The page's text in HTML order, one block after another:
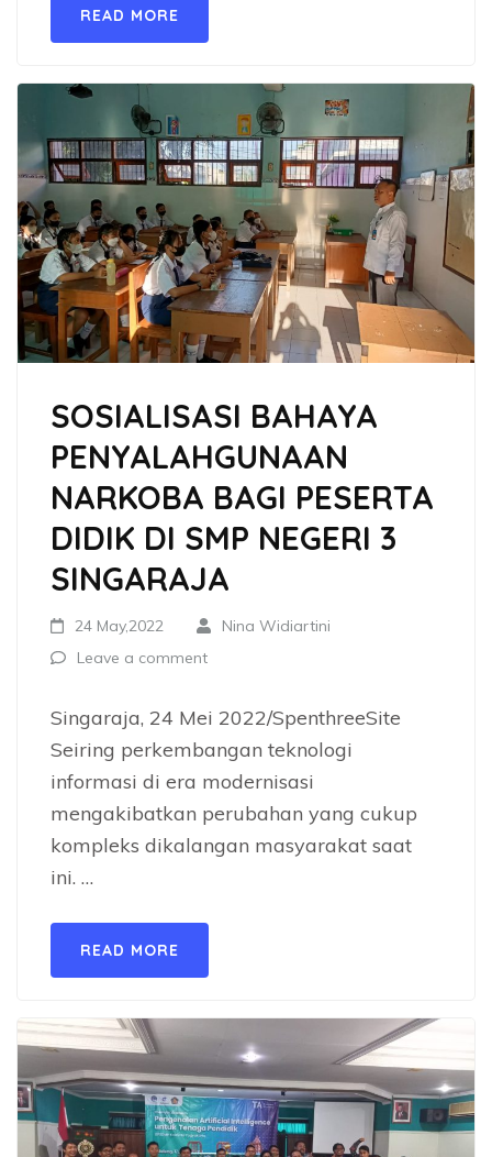
READ MORE
SOSIALISASI BAHAYA
PENYALAHGUNAAN
NARKOBA BAGI PESERTA
DIDIK DI SMP NEGERI 3
SINGARAJA
24 May,2022
Nina Widiartini
Leave a comment
Singaraja, 24 Mei 2022/SpenthreeSite
Seiring perkembangan teknologi
informasi di era modernisasi
mengakibatkan perubahan yang cukup
kompleks dikalangan masyarakat saat
ini. …
READ MORE